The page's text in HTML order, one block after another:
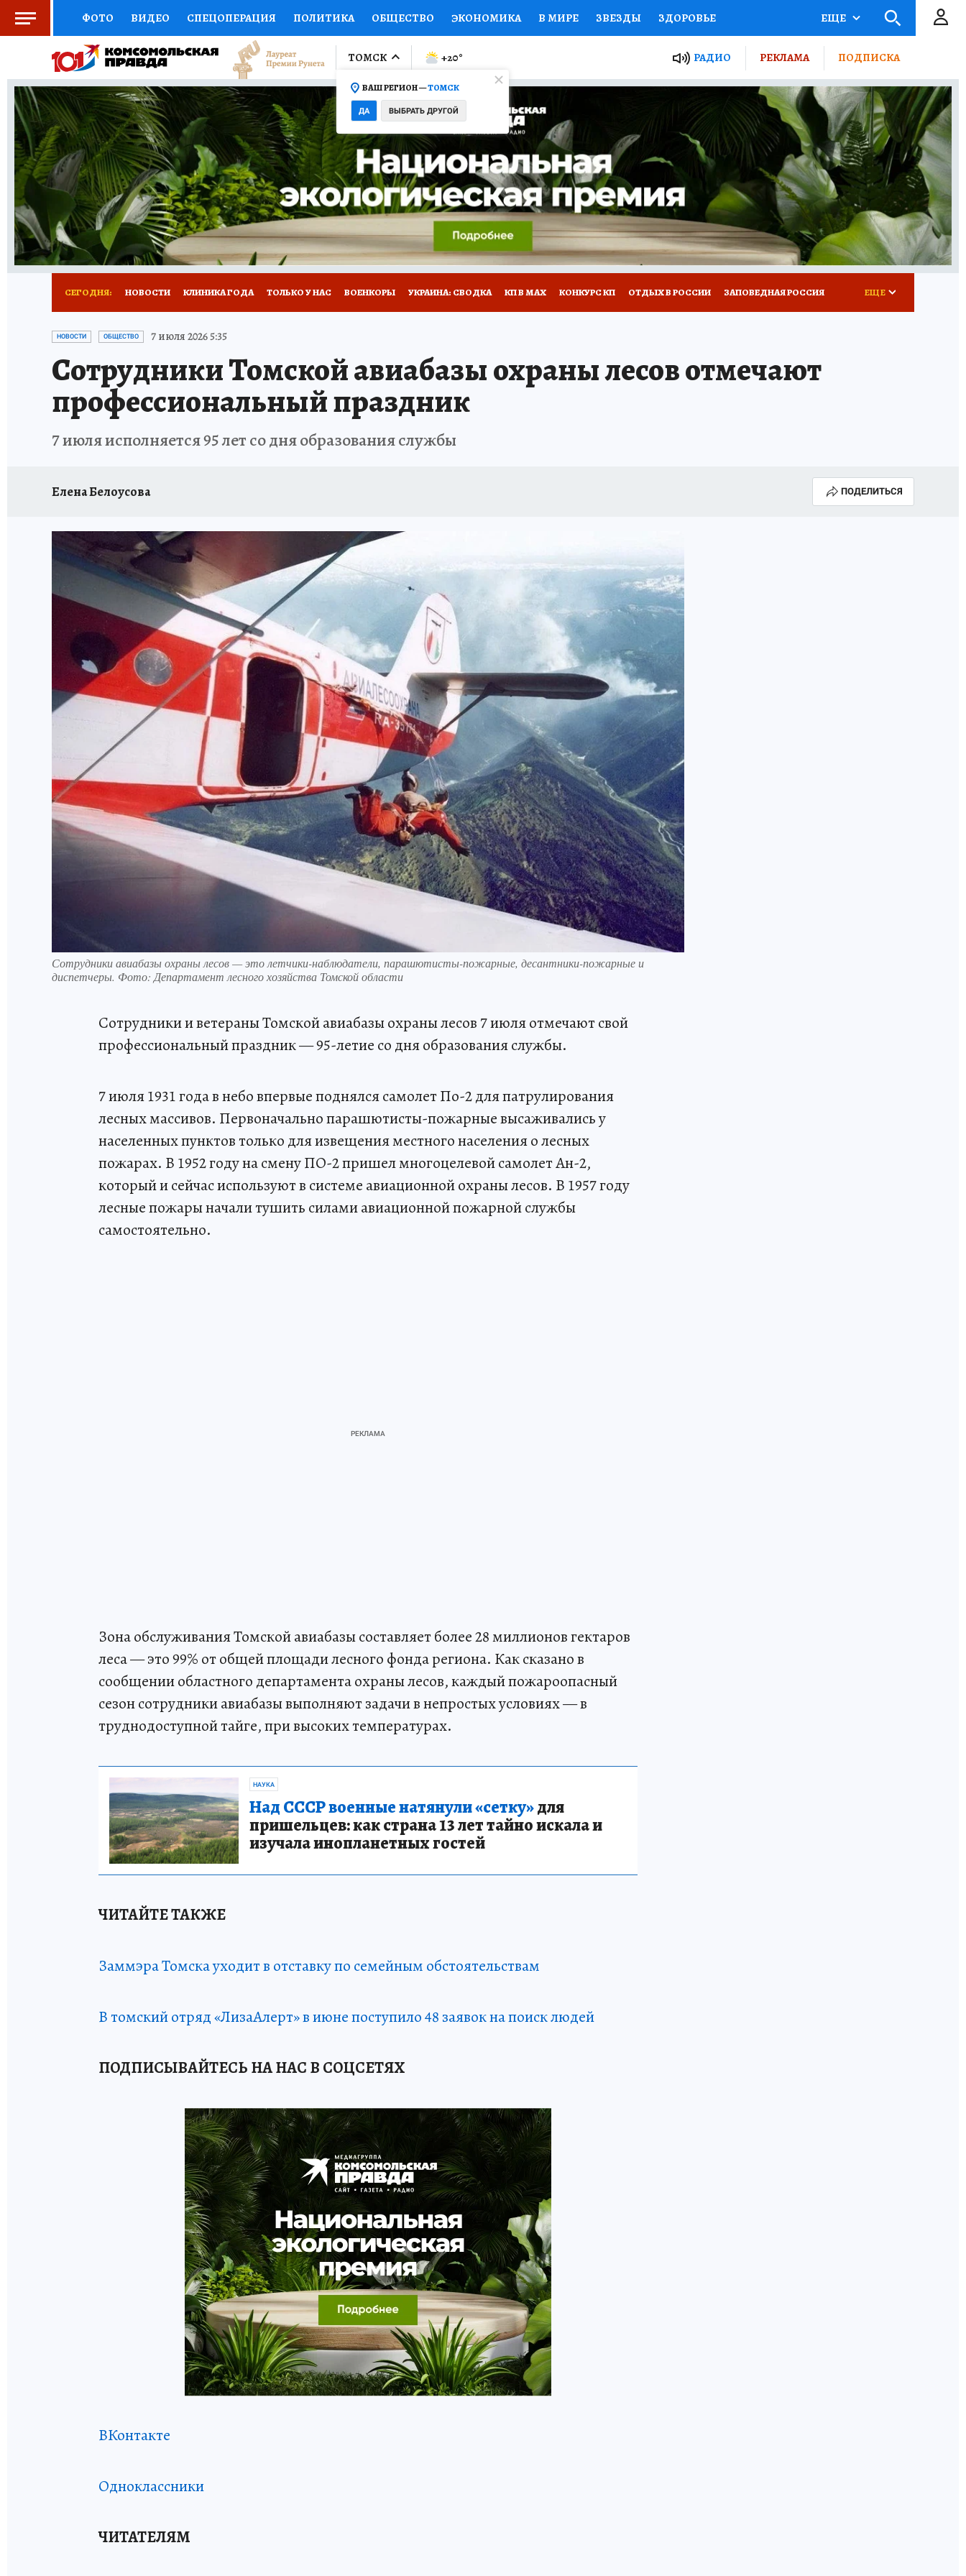
ФОТО ВИДЕО СПЕЦОПЕРАЦИЯ ПОЛИТИКА ОБЩЕСТВО ЭКОНОМИКА В МИРЕ ЗВЕЗДЫ ЗДОРОВЬЕ
СОЦПОДДЕРЖКА НАУКА СПОРТ КОЛУМНИСТЫ ПРОИСШЕСТВИЯ НАЦИОНАЛЬНЫЕ ПРОЕКТЫ РОССИИ
ВЫБОР ЭКСПЕРТОВ ДОКТОР ФИНАНСЫ ОТКРЫВАЕМ МИР Я ЗНАЮ СЕМЬЯ ЖЕНСКИЕ СЕКРЕТЫ ПУТЕВОДИТЕЛЬ
КНИЖНАЯ ПОЛКА ПРОГНОЗЫ НА СПОРТ ПРОМОКОДЫ СЕРИАЛЫ СПЕЦПРОЕКТЫ ДЕФИЦИТ ЖЕЛЕЗА ТУРИЗМ
ПРЕСС-ЦЕНТР НЕДВИЖИМОСТЬ ТЕЛЕВИЗОР КОЛЛЕКЦИИ КОНКУРСЫ РАБОТА У НАС ГИД ПОТРЕБИТЕЛЯ ВСЕ О КП
РАДИО КП РЕКЛАМА ТЕСТЫ НОВОЕ НА САЙТЕ
ЕЩЕ
ТОМСК
ВАШ РЕГИОН —ТОМСК
ДА ВЫБРАТЬ ДРУГОЙ
+20° РАДИО РЕКЛАМА ПОДПИСКА
СЕГОДНЯ: НОВОСТИ КЛИНИКА ГОДА ТОЛЬКО У НАС ВОЕНКОРЫ УКРАИНА: СВОДКА КП В МАХ КОНКУРС КП ОТДЫХ В РОССИИ ЗАПОВЕДНАЯ РОССИЯ
ПРОИСШЕСТВИЯ АФИША
ЕЩЕ
НОВОСТИ ОБЩЕСТВО 7 июля 2026 5:35
Сотрудники Томской авиабазы охраны лесов отмечают
профессиональный праздник
7 июля исполняется 95 лет со дня образования службы
Елена Белоусова ПОДЕЛИТЬСЯ
Сотрудники авиабазы охраны лесов — это летчики-наблюдатели, парашютисты-пожарные, десантники-пожарные и
диспетчеры. Фото: Департамент лесного хозяйства Томской области
Сотрудники и ветераны Томской авиабазы охраны лесов 7 июля отмечают свой
профессиональный праздник — 95-летие со дня образования службы.
7 июля 1931 года в небо впервые поднялся самолет По-2 для патрулирования
лесных массивов. Первоначально парашютисты-пожарные высаживались у
населенных пунктов только для извещения местного населения о лесных
пожарах. В 1952 году на смену ПО-2 пришел многоцелевой самолет Ан-2,
который и сейчас используют в системе авиационной охраны лесов. В 1957 году
лесные пожары начали тушить силами авиационной пожарной службы
самостоятельно.
Зона обслуживания Томской авиабазы составляет более 28 миллионов гектаров
леса — это 99% от общей площади лесного фонда региона. Как сказано в
сообщении областного департамента охраны лесов, каждый пожароопасный
сезон сотрудники авиабазы выполняют задачи в непростых условиях — в
труднодоступной тайге, при высоких температурах.
НАУКА
Над СССР военные натянули «сетку»для
пришельцев: как страна 13 лет тайно искала и
изучала инопланетных гостей
ЧИТАЙТЕ ТАКЖЕ
Заммэра Томска уходит в отставку по семейным обстоятельствам
В томский отряд «ЛизаАлерт» в июне поступило 48 заявок на поиск людей
ПОДПИСЫВАЙТЕСЬ НА НАС В СОЦСЕТЯХ
ВКонтакте
Одноклассники
ЧИТАТЕЛЯМ